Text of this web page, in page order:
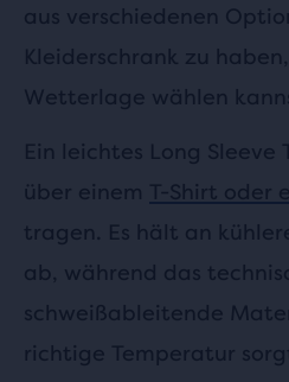
aus verschiedenen
Kleiderschrank zu
Wetterlage wählen
Ein leichtes Long Sleeve
über einem T-Shirt oder
tragen. Es hält an
ab, während das
schweißableitende
richtige Temperatur